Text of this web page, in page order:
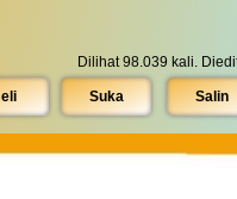
Dilihat 98.039 kali.
Suka Salin